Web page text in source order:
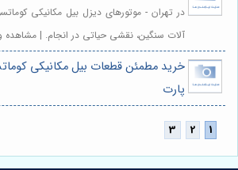
در تهران - موتورهای دیزل بیل مکانیکی
آلات سنگین، نقشی حیاتی در انجام. | مشاهده
خرید مطمئن قطعات بیل مکانیکی
پارت